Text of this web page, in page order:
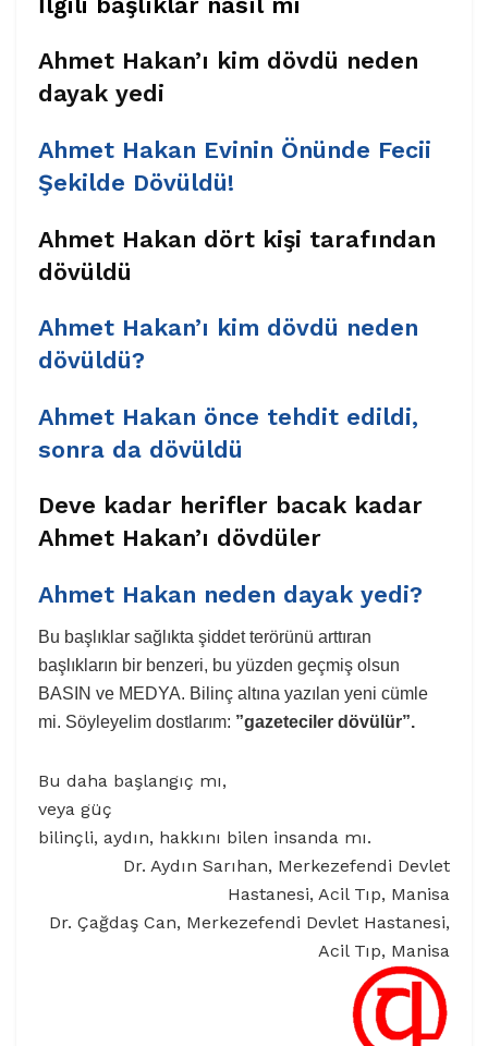
Ahmet Hakan’ı kim dövdü neden
dayak yedi
Ahmet Hakan Evinin Önünde Fecii
Şekilde Dövüldü!
Ahmet Hakan dört kişi tarafından
dövüldü
Ahmet Hakan’ı kim dövdü neden
dövüldü?
Ahmet Hakan önce tehdit edildi,
sonra da dövüldü
Deve kadar herifler bacak kadar
Ahmet Hakan’ı dövdüler
Ahmet Hakan neden dayak yedi?
Bu başlıklar sağlıkta şiddet terörünü arttıran
başlıkların bir benzeri, bu yüzden geçmiş olsun
BASIN ve MEDYA. Bilinç altına yazılan yeni cümle
mi. Söyleyelim dostlarım: ”gazeteciler dövülür”.
Bu daha başlangıç mı,
veya güç
bilinçli, aydın, hakkını bilen insanda mı.
Dr. Aydın Sarıhan, Merkezefendi Devlet
Hastanesi, Acil Tıp, Manisa
Dr. Çağdaş Can, Merkezefendi Devlet Hastanesi,
Acil Tıp, Manisa